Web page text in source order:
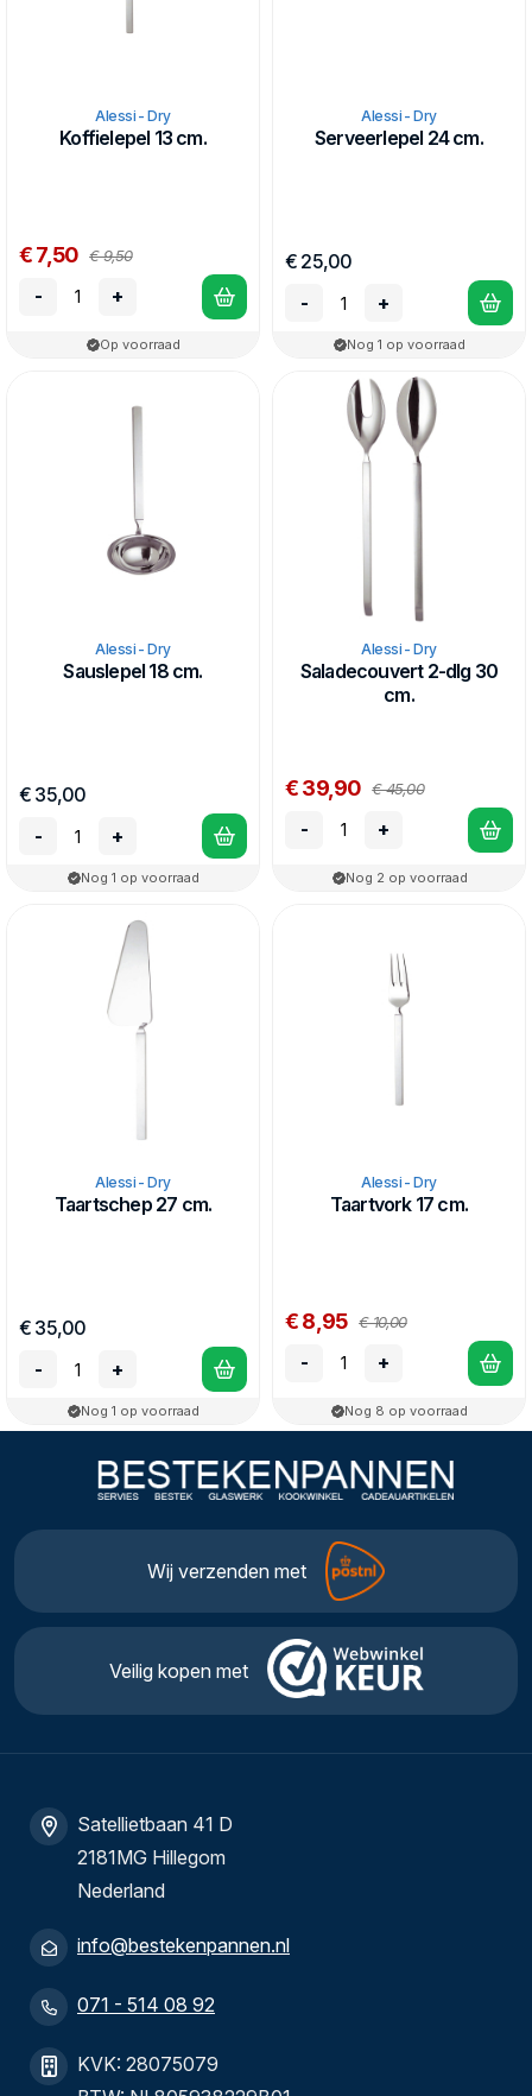
Alessi - Dry
Koffielepel 13 cm.
€ 7,50 € 9,50
- +
Op voorraad
Alessi - Dry
Serveerlepel 24 cm.
€ 25,00
-
+
Nog 1 op voorraad
Alessi - Dry
Sauslepel 18 cm.
€ 35,00
-
+
Nog 1 op voorraad
Alessi - Dry
Saladecouvert 2-dlg 30
cm.
€ 39,90 € 45,00
- +
Nog 2 op voorraad
Alessi - Dry
Taartschep 27 cm.
€ 35,00
-
+
Nog 1 op voorraad
Alessi - Dry
Taartvork 17 cm.
€ 8,95 € 10,00
- +
Nog 8 op voorraad
Wij verzenden met
Veilig kopen met
Satellietbaan 41 D
2181MG Hillegom
Nederland
info@bestekenpannen.nl
071 - 514 08 92
KVK: 28075079